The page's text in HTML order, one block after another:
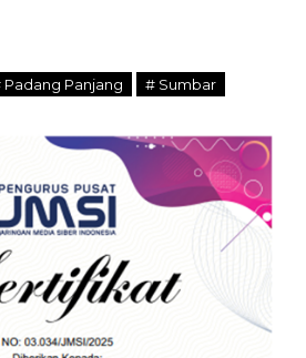
Padang Panjang # Sumbar